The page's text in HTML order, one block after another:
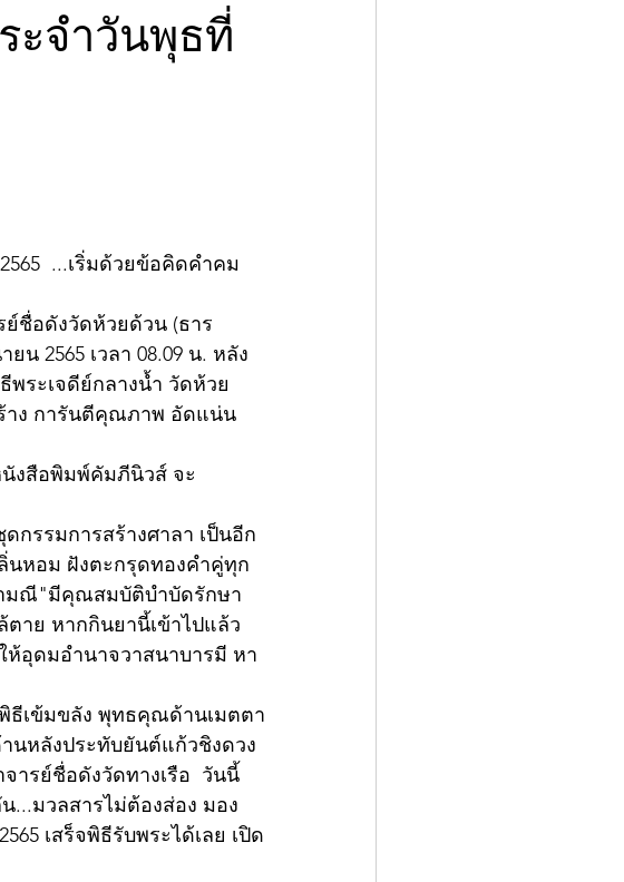
ะจำวันพุธที่
...เริ่มด้วยข้อคิดคำคม
ชื่อดังวัดห้วยด้วน (ธาร
น 2565 เวลา 08.09 น. หลัง
ระเจดีย์กลางน้ำ วัดห้วย
าง การันตีคุณภาพ อัดแน่น
งสือพิมพ์คัมภีนิวส์ จะ
รรมการสร้างศาลา เป็นอีก
หอม ฝังตะกรุดทองคำคู่ทุก
มณี"มีคุณสมบัติบำบัดรักษา
าย หากกินยานี้เข้าไปแล้ว
ห้อุดมอำนาจวาสนาบารมี หา
ธีเข้มขลัง พุทธคุณด้านเมตตา
นหลังประทับยันต์แก้วชิงดวง
ารย์ชื่อดังวัดทางเรือ  วันนี้
...มวลสารไม่ต้องส่อง มอง
เสร็จพิธีรับพระได้เลย เปิด